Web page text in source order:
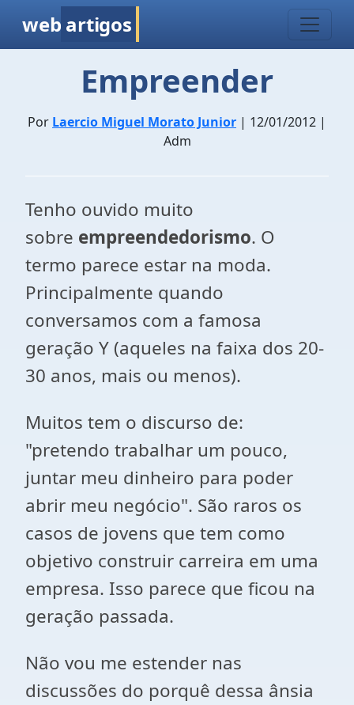
web artigos
Empreender
Por Laercio Miguel Morato Junior | 12/01/2012 |
Adm
Tenho ouvido muito
sobre empreendedorismo. O
termo parece estar na moda.
Principalmente quando
conversamos com a famosa
geração Y (aqueles na faixa dos 20-
30 anos, mais ou menos).
Muitos tem o discurso de:
"pretendo trabalhar um pouco,
juntar meu dinheiro para poder
abrir meu negócio". São raros os
casos de jovens que tem como
objetivo construir carreira em uma
empresa. Isso parece que ficou na
geração passada.
Não vou me estender nas
discussões do porquê dessa ânsia